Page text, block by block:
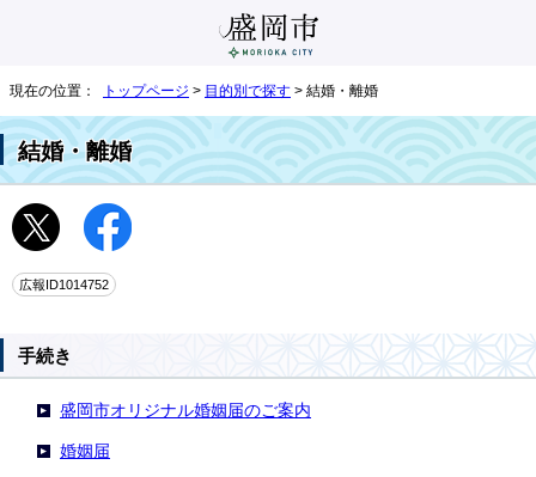
現在の位置： トップページ > 目的別で探す > 結婚・離婚
結婚・離婚
広報ID1014752
手続き
盛岡市オリジナル婚姻届のご案内
婚姻届